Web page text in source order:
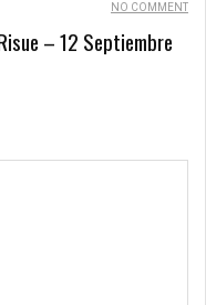
NO COMMENT
– 12 Septiembre